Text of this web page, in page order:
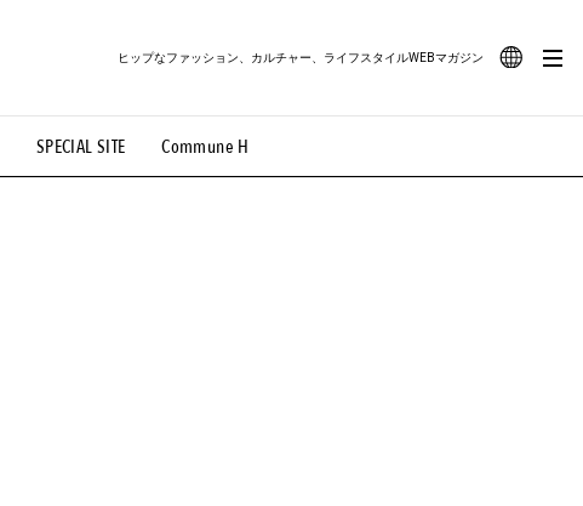
SPECIAL SITE Commune H
ヒップなファッション、カルチャー、ライフスタイルWEBマガジン
#路地裏てぃーん。 #MONTHLY JOURNAL
#MOVIE #LIFESTYLE #SNEAKER #OUTDOOR